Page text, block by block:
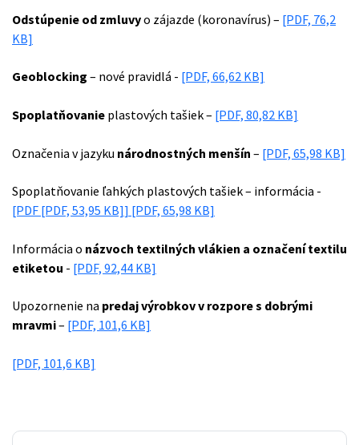
Odstúpenie od zmluvyo zájazde (koronavírus) – [PDF, 76,2
KB]
Geoblocking – nové pravidlá - [PDF, 66,62 KB]
Spoplatňovanie plastových tašiek – [PDF, 80,82 KB]
Označenia v jazyku národnostných menšín – [PDF, 65,98 KB]
Spoplatňovanie ľahkých plastových tašiek – informácia -
[PDF [PDF, 53,95 KB]] [PDF, 65,98 KB]
Informácia o názvoch textilných vlákien a označení textilu
etiketou - [PDF, 92,44 KB]
Upozornenie na predaj výrobkov v rozpore s dobrými
mravmi– [PDF, 101,6 KB]
[PDF, 101,6 KB]